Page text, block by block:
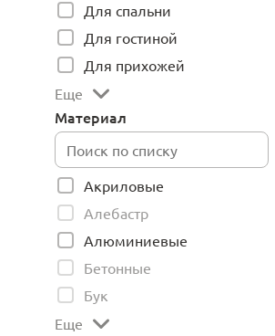
Для спальни
Для гостиной
Для прихожей
Еще
Материал
Акриловые
Алебастр
Алюминиевые
Бетонные
Бук
Еще